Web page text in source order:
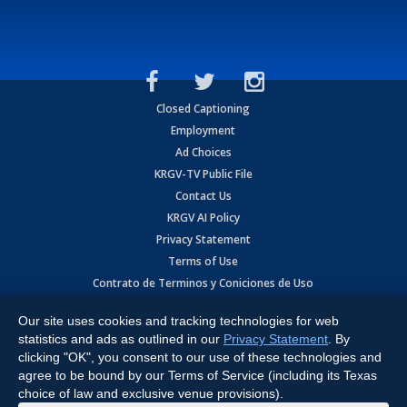
Closed Captioning
Employment
Ad Choices
KRGV-TV Public File
Contact Us
KRGV AI Policy
Privacy Statement
Terms of Use
Contrato de Terminos y Coniciones de Uso
Copyright2026MOBILE VIDEO TAPES, INC. (dba KRGV), 900 East
Expressway, Weslaco, TX 78596.
All Rights Reserved. Powered by:Ruby Shore Software
Our site uses cookies and tracking technologies for web
statistics and ads as outlined in our Privacy Statement . By
clicking "OK", you consent to our use of these technologies and
agree to be bound by our Terms of Service (including its Texas
choice of law and exclusive venue provisions).